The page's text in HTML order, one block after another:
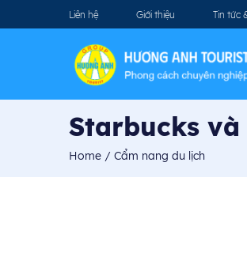
Liên hệ Giới thiệu Tin tức
Starbucks
Home / Cẩm nang du lịch